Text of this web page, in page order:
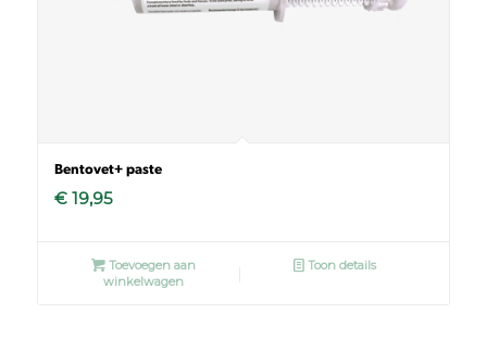
Bentovet+ paste
€19,95
Toevoegen aan
winkelwagen
Toon details